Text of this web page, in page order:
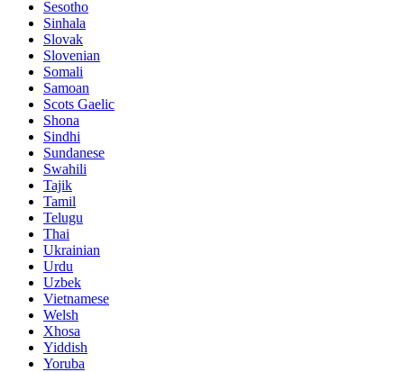
Sesotho
Sinhala
Slovak
Slovenian
Somali
Samoan
Scots Gaelic
Shona
Sindhi
Sundanese
Swahili
Tajik
Tamil
Telugu
Thai
Ukrainian
Urdu
Uzbek
Vietnamese
Welsh
Xhosa
Yiddish
Yoruba